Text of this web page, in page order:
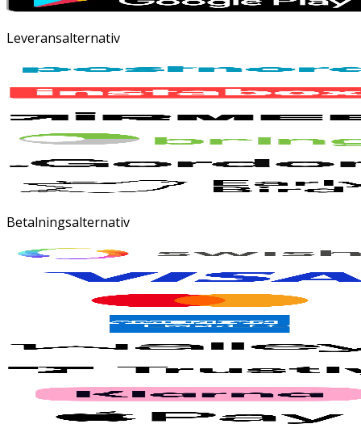
Leveransalternativ
Betalningsalternativ